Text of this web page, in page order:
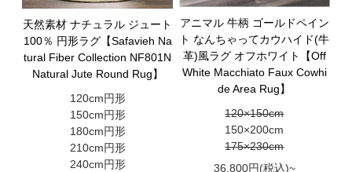
天然素材 ナチュラル ジュート
100％ 円形ラグ【Safavieh Na
tural Fiber Collection NF801N
Natural Jute Round Rug】
120cm円形
150cm円形
180cm円形
210cm円形
240cm円形
アニマル 牛柄 ゴールドペイン
ト なんちゃってカウハイド(牛
革)風ラグ オフホワイト【Off
White Macchiato Faux Cowhi
de Area Rug】
120×150cm
150×200cm
175×230cm
36,800円(税込)~